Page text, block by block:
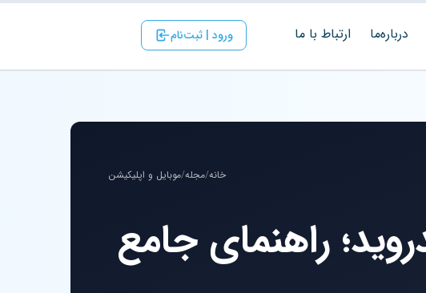
درباره‌ما ارتباط با ‌ما ورود | ثبت‌نام
خانه/مجله/موبایل و اپلیکیشن
راهنمای جامع